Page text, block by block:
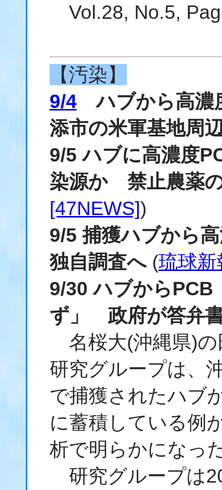
Vol.28, No.5,
【汚染】
9/4ハブから高濃
添市の米軍基地周
9/5 ハブに高濃度
染源か 禁止農薬
[47NEWS])
9/5 捕獲ハブから
独自調査へ(琉球新
9/30 ハブからPCB
ず」 政府が答弁
名桜大(沖縄県)の
研究グループは、
で捕獲されたハブ
に蓄積している例
析で明らかになっ
研究グループは